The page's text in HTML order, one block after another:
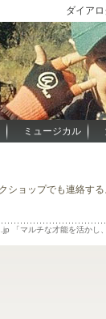
ダイア
ミュージカル
ショップでも連絡す
「マルチな才能を活かし